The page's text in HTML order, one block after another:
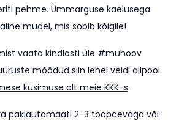
pehme. Ümmarguse kaelusega
mudel, mis sobib kõigile!
vaata kindlasti üle #muhoov
mõõdud siin lehel veidi allpool
küsimuse alt meie KKK-s.
pakiautomaati 2-3 tööpäevaga või